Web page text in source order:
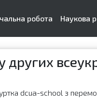
робота Наукова
других
dcua-school з